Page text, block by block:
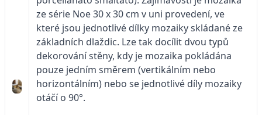
ze série Noe 30 x 30 cm v uni provedení, ve
které jsou jednotlivé dílky mozaiky skládané ze
základních dlaždic. Lze tak docílit dvou typů
dekorování stěny, kdy je mozaika pokládána
pouze jedním směrem (vertikálním nebo
horizontálním) nebo se jednotlivé díly mozaiky
otáčí o 90°.